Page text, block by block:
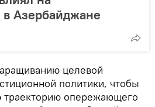
в Азербайджане
целевой
политики, чтобы
траекторию опережающего